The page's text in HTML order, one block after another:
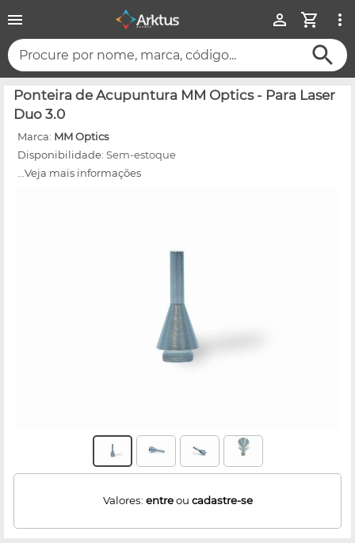
Procure por nome, marca, código...
Ponteira de Acupuntura MM Optics - Para Laser
Duo 3.0
Marca: MM Optics
Disponibilidade: Sem-estoque
...Veja mais informações
Valores: entreou cadastre-se